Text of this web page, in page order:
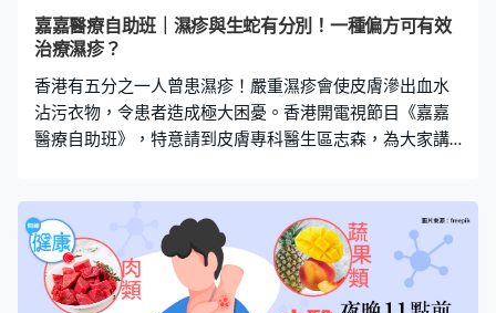
或黑素瘤皮膚癌。不過，陳醫生估計倪匡未必是以上兩
種，而是有機會患上一種名為「皮膚T細胞淋巴癌」的皮膚
出現紅疹、痕癢、萎縮及呈紫紅
嘉嘉醫療自助班｜濕疹與生蛇有分別！一種偏方可有效
治療濕疹？
香港有五分之一人曾患濕疹！嚴重濕疹會使皮膚滲出血水
沾污衣物，令患者造成極大困憂。香港開電視節目《嘉嘉
醫療自助班》，特意請到皮膚專科醫生區志森，為大家講
嘉賓林希靈提出，自己的姪女同樣有濕疹問題，進行後食
物測試後，發現她們的致敏源竟是：蛋、奶和檸檬酸。戒
掉以上3種食物後濕疹問題便迎刃而解！ 嘉賓皮膚專科醫
生區志森指出，多達3成的小朋友都有食物敏感問題。而濕